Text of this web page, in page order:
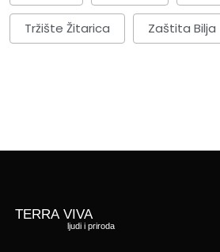
Tržište Žitarica Zaštita Bilja